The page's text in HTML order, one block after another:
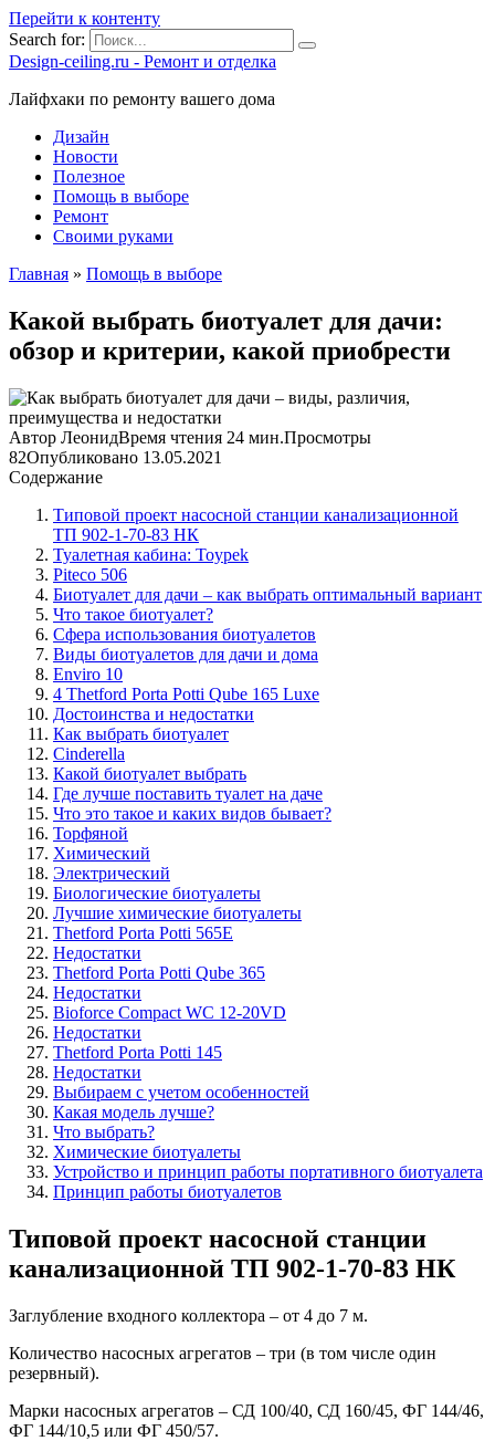
Перейти к контенту
Search for:
Design-ceiling.ru - Ремонт и отделка
Лайфхаки по ремонту вашего дома
Дизайн
Новости
Полезное
Помощь в выборе
Ремонт
Своими руками
Главная » Помощь в выборе
Какой выбрать биотуалет для дачи:
обзор и критерии, какой приобрести
Автор ЛеонидВремя чтения 24 мин.Просмотры
82Опубликовано 13.05.2021
Содержание
Типовой проект насосной станции канализационной
ТП 902-1-70-83 НК
Туалетная кабина: Toypek
Piteco 506
Биотуалет для дачи – как выбрать оптимальный вариант
Что такое биотуалет?
Сфера использования биотуалетов
Виды биотуалетов для дачи и дома
Enviro 10
4 Thetford Porta Potti Qube 165 Luxe
Достоинства и недостатки
Как выбрать биотуалет
Cinderella
Какой биотуалет выбрать
Где лучше поставить туалет на даче
Что это такое и каких видов бывает?
Торфяной
Химический
Электрический
Биологические биотуалеты
Лучшие химические биотуалеты
Thetford Porta Potti 565E
Недостатки
Thetford Porta Potti Qube 365
Недостатки
Bioforce Compact WC 12-20VD
Недостатки
Thetford Porta Potti 145
Недостатки
Выбираем с учетом особенностей
Какая модель лучше?
Что выбрать?
Химические биотуалеты
Устройство и принцип работы портативного биотуалета
Принцип работы биотуалетов
Типовой проект насосной станции
канализационной ТП 902-1-70-83 НК
Заглубление входного коллектора – от 4 до 7 м.
Количество насосных агрегатов – три (в том числе один
резервный).
Марки насосных агрегатов – СД 100/40, СД 160/45, ФГ 144/46,
ФГ 144/10,5 или ФГ 450/57.